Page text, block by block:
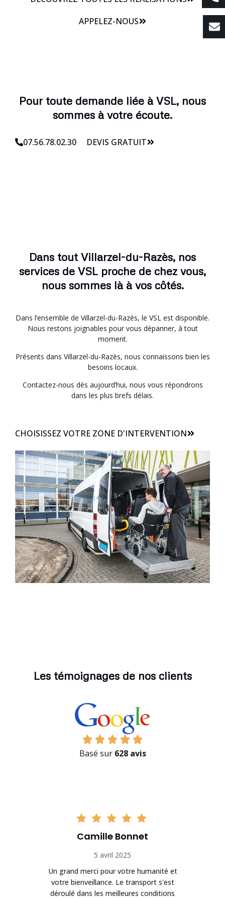
APPELEZ-NOUS
Pour toute demande liée à VSL, nous
sommes à votre écoute.
07.56.78.02.30 DEVIS GRATUIT
Dans tout Villarzel-du-Razès, nos
services de VSL proche de chez vous,
nous sommes là à vos côtés.
Dans l’ensemble de Villarzel-du-Razès, le VSL est disponible.
Nous restons joignables pour vous dépanner, à tout
moment.
Présents dans Villarzel-du-Razès, nous connaissons bien les
besoins locaux.
Contactez-nous dès aujourd’hui, nous vous répondrons
dans les plus brefs délais.
CHOISISSEZ VOTRE ZONE D'INTERVENTION
Les témoignages de nos clients
Basé sur 628 avis
Camille Bonnet
5 avril 2025
Un grand merci pour votre humanité et
votre bienveillance. Le transport s'est
déroulé dans les meilleures conditions